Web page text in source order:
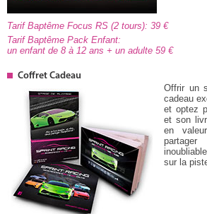
Tarif Baptême Focus RS (2 tours): 39
Tarif Baptême Pack Enfant:
un enfant de 8 à 12 ans + un adulte 59
Coffret Cadeau
Offrir un
cadeau
et optez
et son
en
sur la